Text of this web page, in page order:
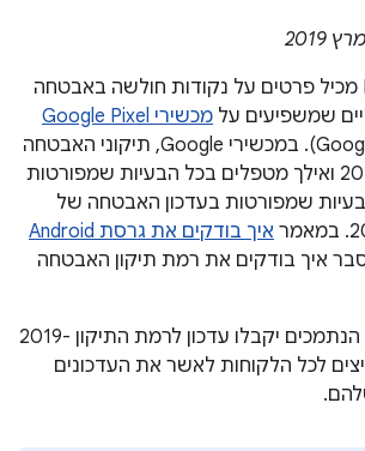
עדכון Pixel Bulletin מכיל פרטים על נקודות חולשה באבטחה
שמשפיעים על
מכשירי Google Pixel
(מכשירי Google). במכשירי Google, תיקוני האבטחה
ברמה 05 במרץ 2019 ואילך מטפלים בכל הבעיות שמפורטות
שמפורטות בעדכון האבטחה של
איך בודקים את גרסת Android
איך בודקים את רמת תיקון האבטחה
כל מכשירי Google הנתמכים יקבלו עדכון לרמת התיקון 2019-
לכל הלקוחות לאשר את העדכונים